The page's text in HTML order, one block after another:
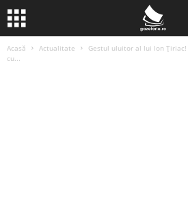
Acasă Actualitate
Gestul uluitor al lui Ion
cu...